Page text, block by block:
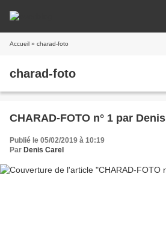
Accueil » charad-foto
charad-foto
CHARAD-FOTO n° 1 par Denis
Publié le 05/02/2019 à 10:19
Par Denis Carel